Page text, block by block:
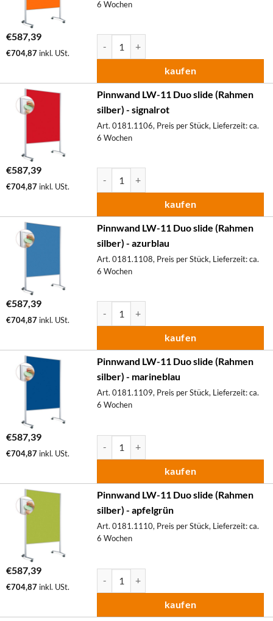
6 Wochen
€587,39
€704,87 inkl. USt.
kaufen
Pinnwand LW-11 Duo slide (Rahmen
silber) - signalrot
Art. 0181.1106, Preis per Stück, Lieferzeit: ca.
6 Wochen
€587,39
€704,87 inkl. USt.
kaufen
Pinnwand LW-11 Duo slide (Rahmen
silber) - azurblau
Art. 0181.1108, Preis per Stück, Lieferzeit: ca.
6 Wochen
€587,39
€704,87 inkl. USt.
kaufen
Pinnwand LW-11 Duo slide (Rahmen
silber) - marineblau
Art. 0181.1109, Preis per Stück, Lieferzeit: ca.
6 Wochen
€587,39
€704,87 inkl. USt.
kaufen
Pinnwand LW-11 Duo slide (Rahmen
silber) - apfelgrün
Art. 0181.1110, Preis per Stück, Lieferzeit: ca.
6 Wochen
€587,39
€704,87 inkl. USt.
kaufen